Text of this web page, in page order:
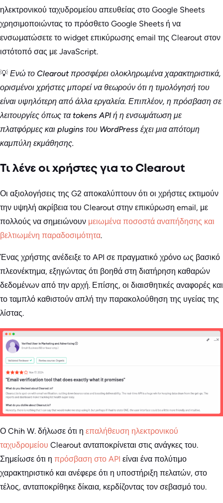
ηλεκτρονικού ταχυδρομείου απευθείας στο Google Sheets
χρησιμοποιώντας το πρόσθετο Google Sheets ή να
ενσωματώσετε το widget επικύρωσης email της Clearout στον
ιστότοπό σας με JavaScript.
💡 Ενώ το Clearout προσφέρει ολοκληρωμένα χαρακτηριστικά,
ορισμένοι χρήστες μπορεί να θεωρούν ότι η τιμολόγησή του
είναι υψηλότερη από άλλα εργαλεία. Επιπλέον, η πρόσβαση σε
λειτουργίες όπως τα tokens API ή η ενσωμάτωση με
πλατφόρμες και plugins του WordPress έχει μια απότομη
καμπύλη εκμάθησης.
Τι λένε οι χρήστες για το Clearout
Οι αξιολογήσεις της G2 αποκαλύπτουν ότι οι χρήστες εκτιμούν
την υψηλή ακρίβεια του Clearout στην επικύρωση email, με
πολλούς να σημειώνουν μειωμένα ποσοστά αναπήδησης και
βελτιωμένη παραδοσιμότητα.
Ένας χρήστης ανέδειξε το API σε πραγματικό χρόνο ως βασικό
πλεονέκτημα, εξηγώντας ότι βοηθά στη διατήρηση καθαρών
δεδομένων από την αρχή. Επίσης, οι διαισθητικές αναφορές και
το ταμπλό καθιστούν απλή την παρακολούθηση της υγείας της
λίστας.
Ο Chih W. δήλωσε ότι η επαλήθευση ηλεκτρονικού
ταχυδρομείου Clearout ανταποκρίνεται στις ανάγκες του.
Σημείωσε ότι η πρόσβαση στο API είναι ένα πολύτιμο
χαρακτηριστικό και ανέφερε ότι η υποστήριξη πελατών, στο
τέλος, ανταποκρίθηκε δίκαια, κερδίζοντας τον σεβασμό του.